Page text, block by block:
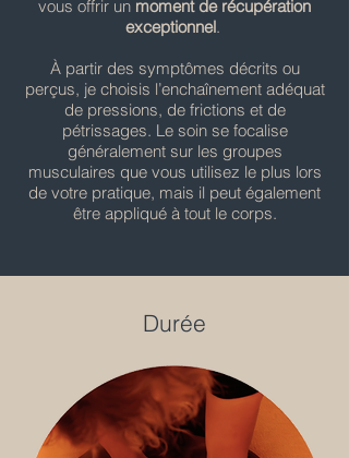
vous offrir un moment de récupération
exceptionnel.
À partir des symptômes décrits ou
perçus, je choisis l’enchaînement adéquat
de pressions, de frictions et de
pétrissages. Le soin se focalise
généralement sur les groupes
musculaires que vous utilisez le plus lors
de votre pratique, mais il peut également
être appliqué à tout le corps.
Durée